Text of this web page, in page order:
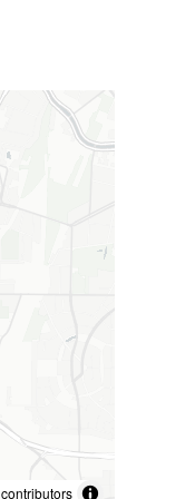
contributors